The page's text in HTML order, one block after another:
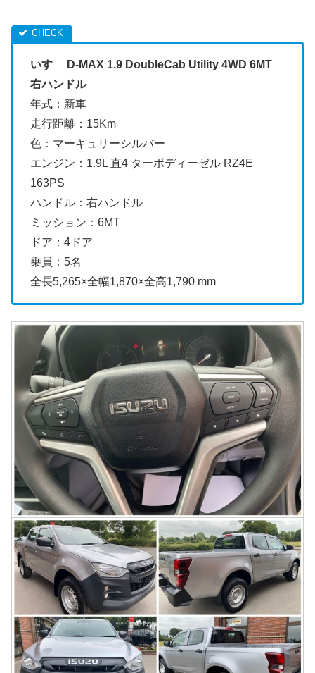
いすゞ D-MAX 1.9 DoubleCab Utility 4WD 6MT
右ハンドル
年式：新車
走行距離：15Km
色：マーキュリーシルバー
エンジン：1.9L 直4 ターボディーゼル RZ4E
163PS
ハンドル：右ハンドル
ミッション：6MT
ドア：4ドア
乗員：5名
全長5,265×全幅1,870×全高1,790 mm